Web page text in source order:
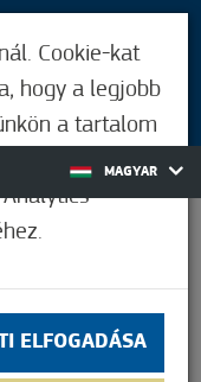
MAGYAR
Cookie-kat
hogy a legjobb
a tartalom
ELFOGADÁSA